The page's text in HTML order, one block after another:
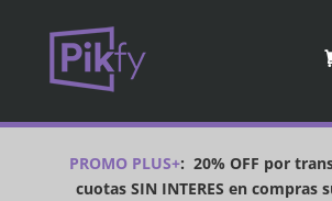
PROMO PLUS+:20% OFF por
cuotas SIN INTERES en compras